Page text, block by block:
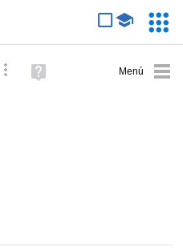
Búsqueda avanzada
Ayuda
(en